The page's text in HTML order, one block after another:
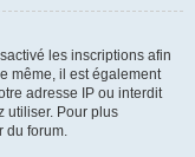
les inscriptions afin
même, il est également
adresse IP ou interdit
utiliser. Pour plus
du forum.